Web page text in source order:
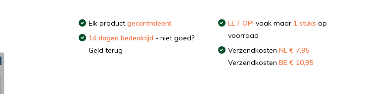
Elk productgecontroleerd
14 dagen bedenktijd - niet goed?
Geld terug
LET OP!vaak maar 1 stuks op
voorraad
Verzendkosten NL € 7,95
Verzendkosten BE € 10,95